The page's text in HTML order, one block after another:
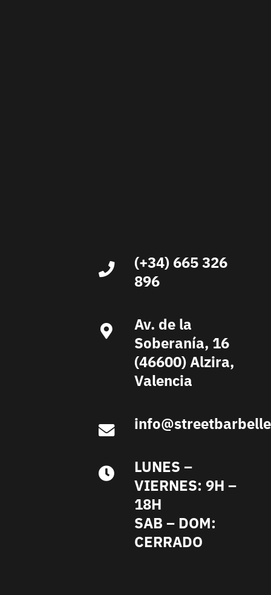
(+34) 665 326
896
Av. de la
Soberanía, 16
(46600) Alzira,
Valencia
LUNES –
VIERNES: 9H –
18H
SAB – DOM:
CERRADO